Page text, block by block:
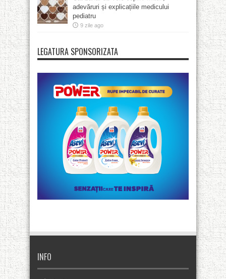
adevăruri și explicațiile medicului
pediatru
9 zile ago
LEGATURA SPONSORIZATA
INFO